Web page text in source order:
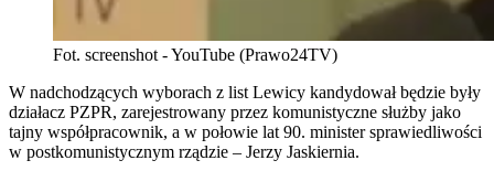
Fot. screenshot - YouTube (Prawo24TV)
W nadchodzących wyborach z list Lewicy kandydował będzie były
działacz PZPR, zarejestrowany przez komunistyczne służby jako
tajny współpracownik, a w połowie lat 90. minister sprawiedliwości
w postkomunistycznym rządzie – Jerzy Jaskiernia.